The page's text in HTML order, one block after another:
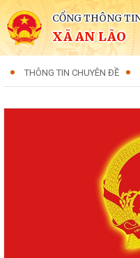
CỔNG THÔNG
XÃ AN LÃO
THÔNG TIN CHUYÊN ĐỀ